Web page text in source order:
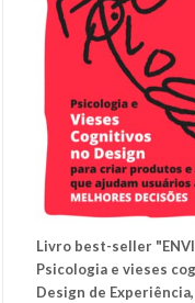
Livro best-seller
Psicologia e vieses
Design de